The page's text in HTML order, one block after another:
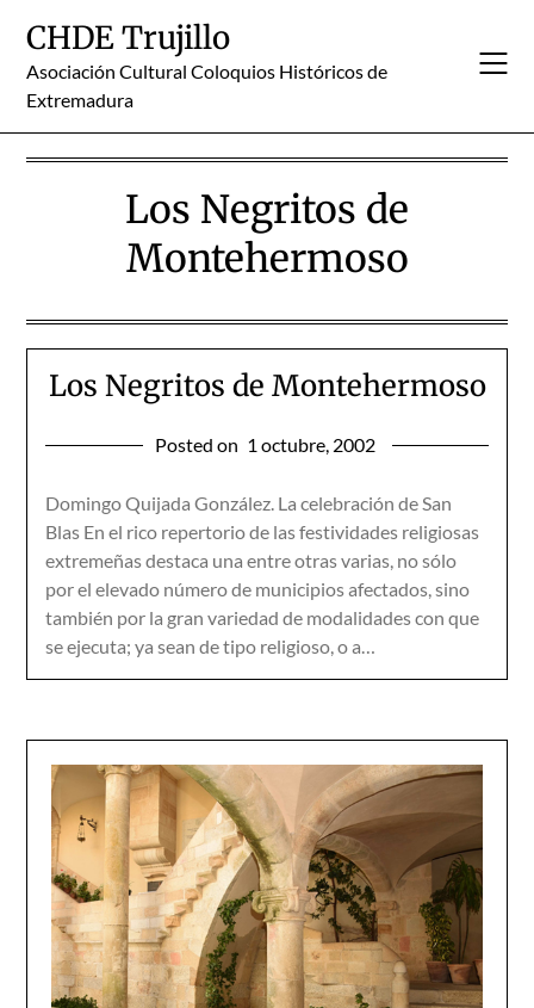
content
CHDE Trujillo
Asociación Cultural Coloquios Históricos de
Extremadura
Los Negritos de
Montehermoso
Los Negritos de Montehermoso
Posted on 1 octubre, 2002
Domingo Quijada González. La celebración de San
Blas En el rico repertorio de las festividades religiosas
extremeñas destaca una entre otras varias, no sólo
por el elevado número de municipios afectados, sino
también por la gran variedad de modalidades con que
se ejecuta; ya sean de tipo religioso, o a…